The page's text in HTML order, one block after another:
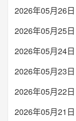
2026年05月25
2026年05月23
2026年05月21